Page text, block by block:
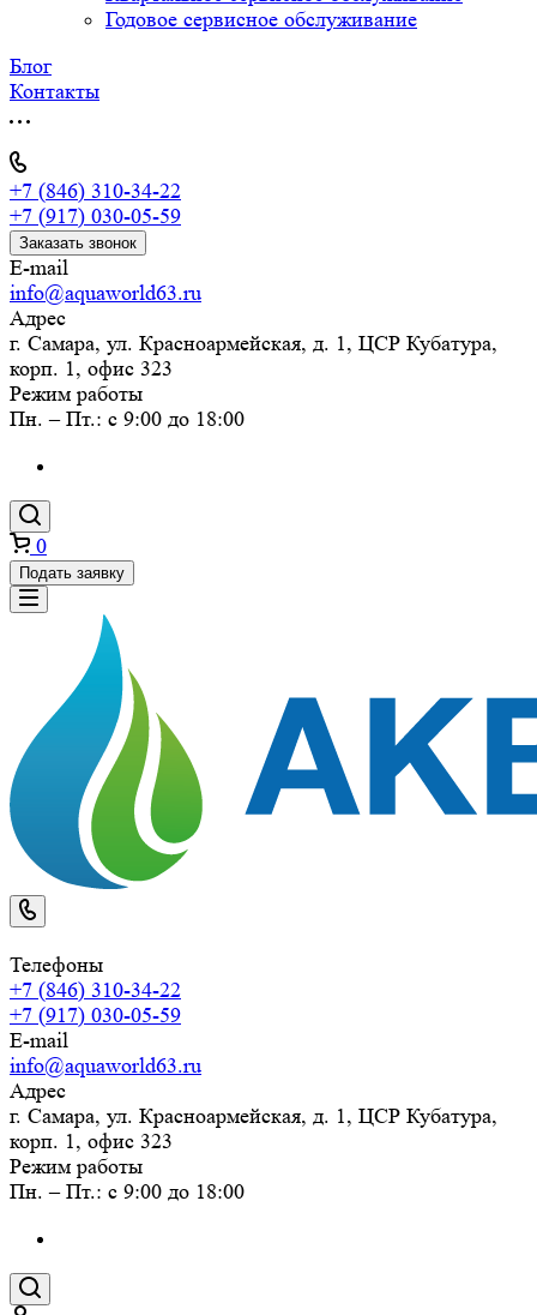
Годовое сервисное обслуживание
Блог
Контакты
+7 (846) 310-34-22
+7 (917) 030-05-59
Заказать звонок
E-mail
info@aquaworld63.ru
Адрес
г. Самара, ул. Красноармейская, д. 1, ЦСР Кубатура,
корп. 1, офис 323
Режим работы
Пн. – Пт.: с 9:00 до 18:00
0
Подать заявку
Телефоны
+7 (846) 310-34-22
+7 (917) 030-05-59
E-mail
info@aquaworld63.ru
Адрес
г. Самара, ул. Красноармейская, д. 1, ЦСР Кубатура,
корп. 1, офис 323
Режим работы
Пн. – Пт.: с 9:00 до 18:00